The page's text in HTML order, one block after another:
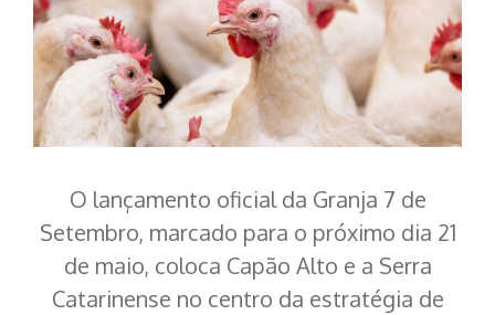
O lançamento oficial da Granja 7 de
Setembro, marcado para o próximo dia 21
de maio, coloca Capão Alto e a Serra
Catarinense no centro da estratégia de